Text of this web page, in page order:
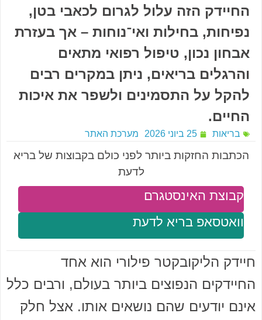
החיידק הזה עלול לגרום לכאבי בטן,
נפיחות, בחילות ואי־נוחות – אך בעזרת
אבחון נכון, טיפול רפואי מתאים
והרגלים בריאים, ניתן במקרים רבים
להקל על התסמינים ולשפר את איכות
החיים.
בריאות 25 ביוני 2026 מערכת האתר
הכתבות החזקות ביותר לפני כולם בקבוצות של בריא
לדעת
וואטסאפ בריא לדעת
קבוצת האינסטגרם
חיידק הליקובקטר פילורי הוא אחד
החיידקים הנפוצים ביותר בעולם, ורבים כלל
אינם יודעים שהם נושאים אותו. אצל חלק